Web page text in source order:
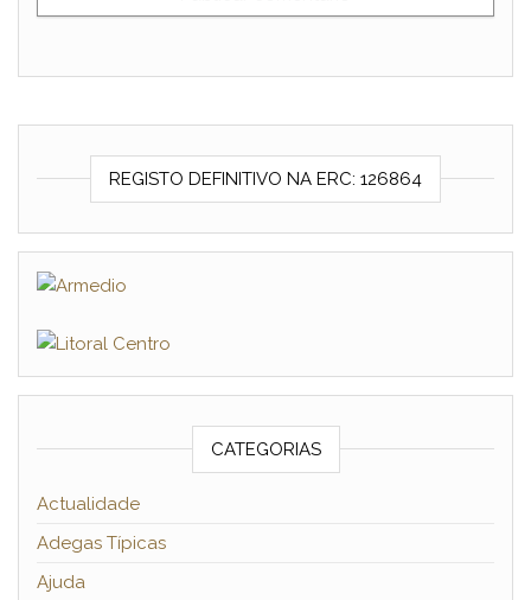
REGISTO DEFINITIVO NA ERC: 126864
CATEGORIAS
Actualidade
Adegas Típicas
Ajuda